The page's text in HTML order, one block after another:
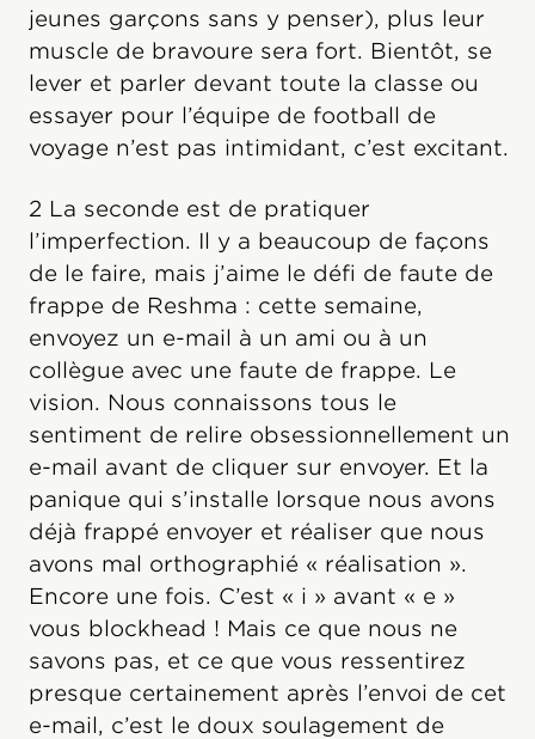
jeunes garçons sans y penser), plus leur
muscle de bravoure sera fort. Bientôt, se
lever et parler devant toute la classe ou
essayer pour l’équipe de football de
voyage n’est pas intimidant, c’est excitant.
2 La seconde est de pratiquer
l’imperfection. Il y a beaucoup de façons
de le faire, mais j’aime le défi de faute de
frappe de Reshma : cette semaine,
envoyez un e-mail à un ami ou à un
collègue avec une faute de frappe. Le
vision. Nous connaissons tous le
sentiment de relire obsessionnellement un
e-mail avant de cliquer sur envoyer. Et la
panique qui s’installe lorsque nous avons
déjà frappé envoyer et réaliser que nous
avons mal orthographié « réalisation ».
Encore une fois. C’est « i » avant « e »
vous blockhead ! Mais ce que nous ne
savons pas, et ce que vous ressentirez
presque certainement après l’envoi de cet
e-mail, c’est le doux soulagement de